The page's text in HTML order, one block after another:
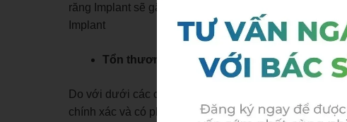
răng Implant sẽ gây tổn thương đến nướu và xương và
Implant
Tổn thương các mô lân cận
Do với dưới các chân răng có chứa nhiều dây thần
chính xác và có phác đồ điều trị rõ ràng, riêng biệt